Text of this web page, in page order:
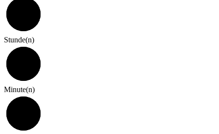
Stunde(n)
Minute(n)